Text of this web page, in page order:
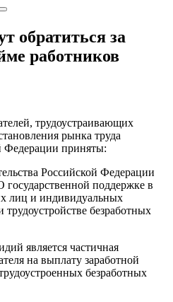
обратиться за
работников
трудоустраивающих
рынка труда
Федерации приняты:
Российской Федерации
поддержке в
лиц и индивидуальных
безработных
является частичная
на выплату заработной
безработных